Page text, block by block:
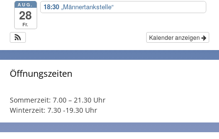
AUG.
28
Fr.
18:30 „Männertankstelle“
Kalender anzeigen
Öffnungszeiten
Sommerzeit: 7.00 – 21.30 Uhr
Winterzeit: 7.30 -19.30 Uhr